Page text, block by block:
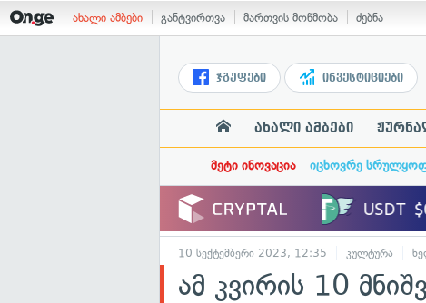
ახალი ამბები განტვირთვა მართვის მოწმობა ძებნა
ჯგუფები ინვესტიციები
ახალი ამბები
მეტი ინოვაცია იცხოვრე
10 სექტემბერი 2023, 12:35 კულტურა
ამ კვირის 10